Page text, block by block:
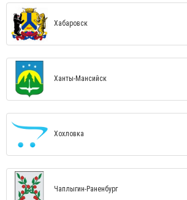
Хабаровск
Ханты-Мансийск
Хохловка
Чаплыгин-Раненбург